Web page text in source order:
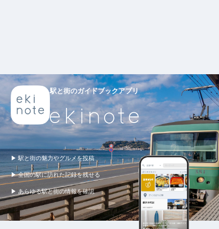
駅と街のガイドブックアプリ
▶ 駅と街の魅力やグルメを投稿
▶ 全国の駅に訪れた記録を残せる
▶ あらゆる駅と街の情報を確認